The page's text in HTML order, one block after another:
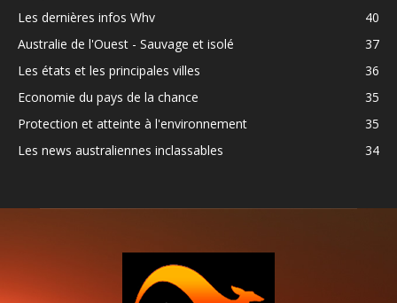
Les dernières infos Whv
40
Australie de l'Ouest - Sauvage et isolé
37
Les états et les principales villes
36
Economie du pays de la chance
35
Protection et atteinte à l'environnement
35
Les news australiennes inclassables
34